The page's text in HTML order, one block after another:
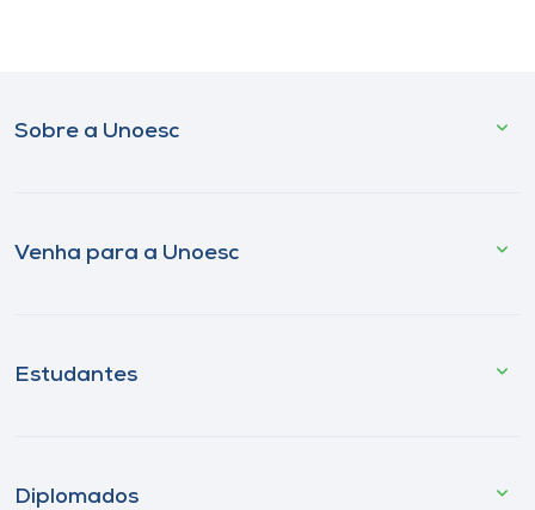
Sobre a Unoesc
Venha para a Unoesc
Estudantes
Diplomados